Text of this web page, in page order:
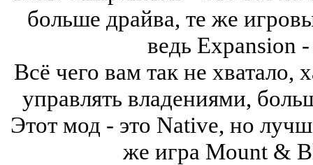
больше драйва, те же
ведь Expansion
Всё чего вам так не
управлять владениями,
Этот мод - это Native, но
же игра Mount &